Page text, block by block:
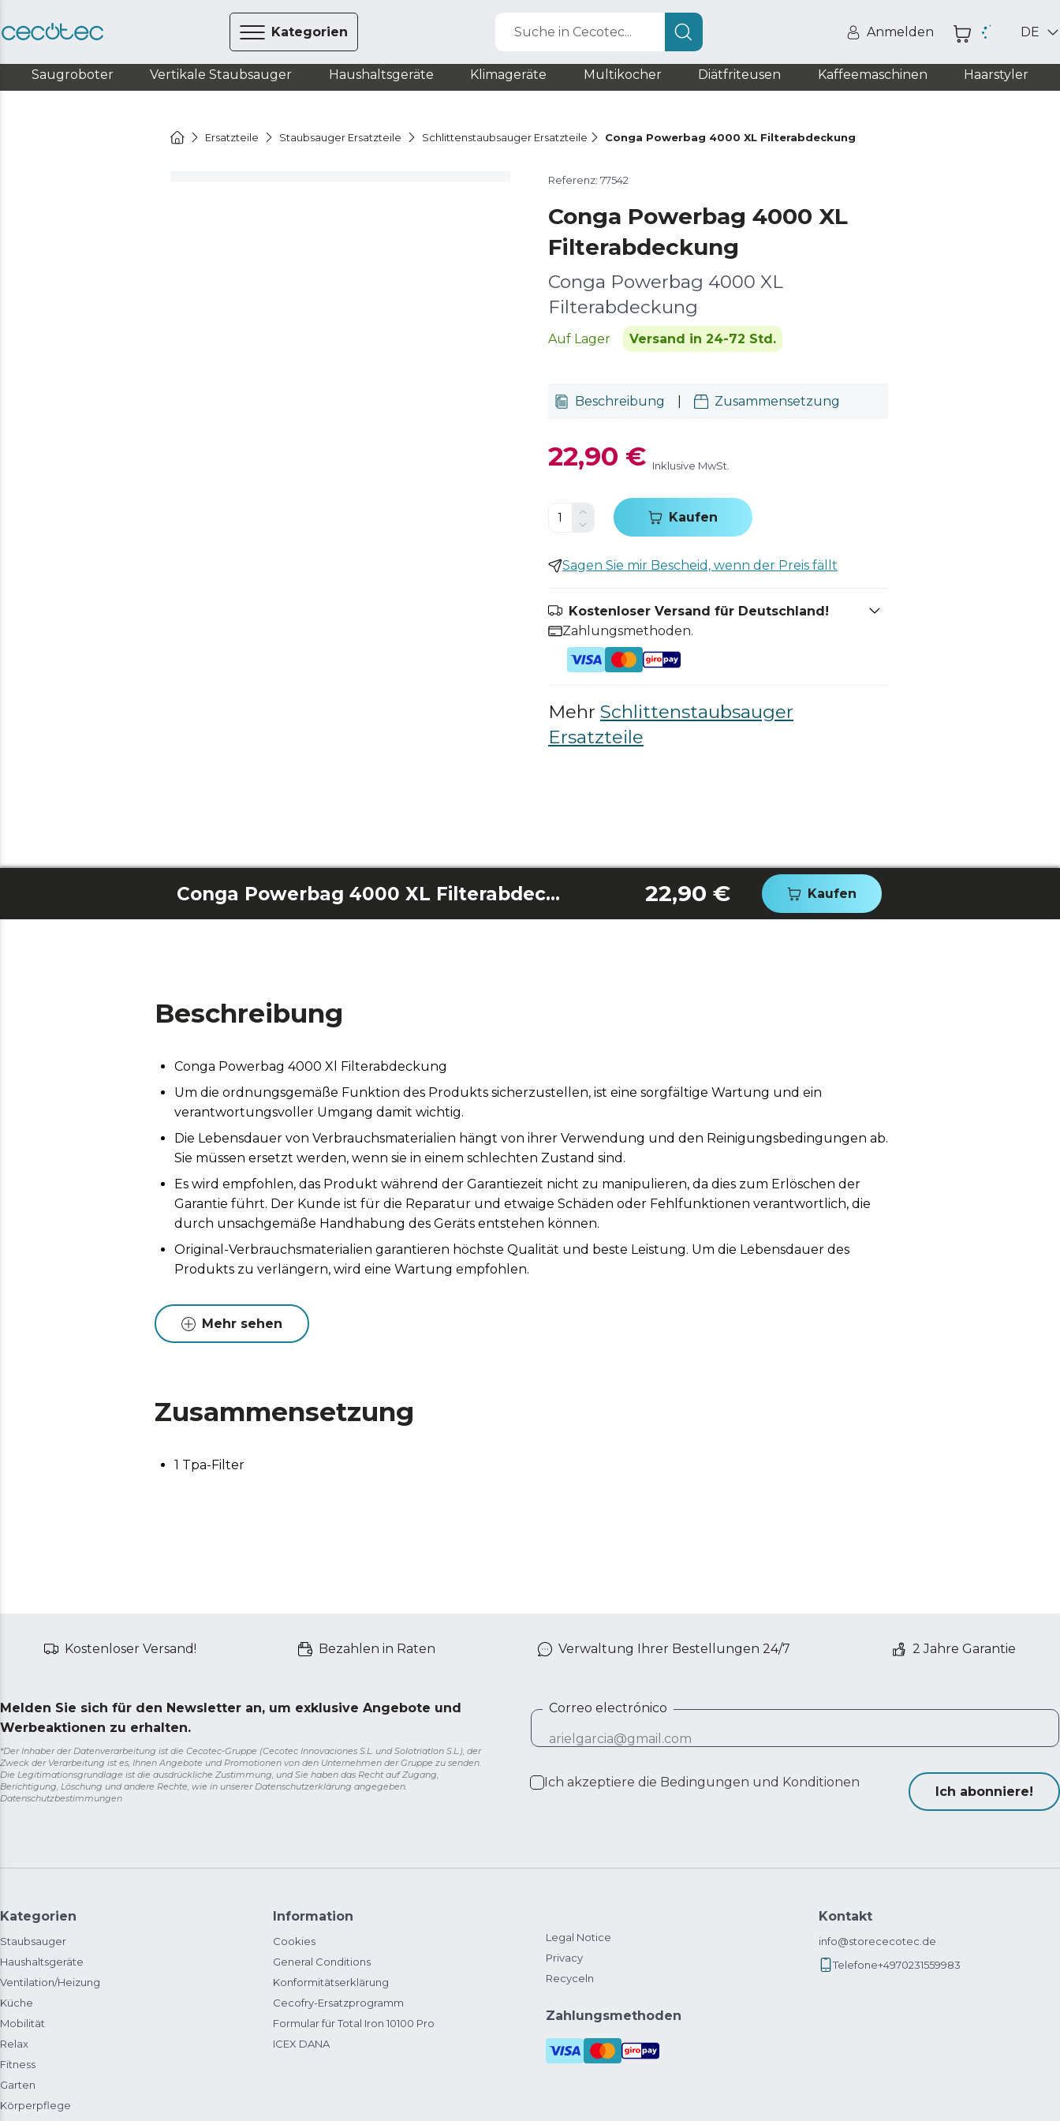
Kategorien Suche in Cecotec... Anmelden DE
Saugroboter Vertikale Staubsauger Haushaltsgeräte Klimageräte Multikocher Diätfriteusen Kaffeemaschinen Haarstyler
Ersatzteile Staubsauger Ersatzteile Schlittenstaubsauger Ersatzteile Conga Powerbag 4000 XL Filterabdeckung
Referenz: 77542
Conga Powerbag 4000 XL
Filterabdeckung
Conga Powerbag 4000 XL
Filterabdeckung
Auf Lager Versand in 24-72 Std.
Beschreibung Zusammensetzung
22,90 € Inklusive MwSt.
Kaufen
Sagen Sie mir Bescheid, wenn der Preis fällt
Kostenloser Versand für Deutschland!
Zahlungsmethoden.
Mehr Schlittenstaubsauger
Ersatzteile
Conga Powerbag 4000 XL Filterabdeckung 22,90 € Kaufen
Beschreibung
Conga Powerbag 4000 Xl Filterabdeckung
Um die ordnungsgemäße Funktion des Produkts sicherzustellen, ist eine sorgfältige Wartung und ein
verantwortungsvoller Umgang damit wichtig.
Die Lebensdauer von Verbrauchsmaterialien hängt von ihrer Verwendung und den Reinigungsbedingungen ab.
Sie müssen ersetzt werden, wenn sie in einem schlechten Zustand sind.
Es wird empfohlen, das Produkt während der Garantiezeit nicht zu manipulieren, da dies zum Erlöschen der
Garantie führt. Der Kunde ist für die Reparatur und etwaige Schäden oder Fehlfunktionen verantwortlich, die
durch unsachgemäße Handhabung des Geräts entstehen können.
Original-Verbrauchsmaterialien garantieren höchste Qualität und beste Leistung. Um die Lebensdauer des
Produkts zu verlängern, wird eine Wartung empfohlen.
Mehr sehen
Zusammensetzung
1 Tpa-Filter
Kostenloser Versand! Bezahlen in Raten Verwaltung Ihrer Bestellungen 24/7 2 Jahre Garantie
Melden Sie sich für den Newsletter an, um exklusive Angebote und
Werbeaktionen zu erhalten.
*Der Inhaber der Datenverarbeitung ist die Cecotec-Gruppe (Cecotec Innovaciones S.L. und Solotriatlon S.L.), der
Zweck der Verarbeitung ist es, Ihnen Angebote und Promotionen von den Unternehmen der Gruppe zu senden.
Die Legitimationsgrundlage ist die ausdrückliche Zustimmung, und Sie haben das Recht auf Zugang,
Berichtigung, Löschung und andere Rechte, wie in unserer Datenschutzerklärung angegeben.
Datenschutzbestimmungen
Correo electrónico
Ich akzeptiere die Bedingungen und Konditionen
Ich abonniere!
Kategorien
Staubsauger
Haushaltsgeräte
Ventilation/Heizung
Küche
Mobilität
Relax
Fitness
Garten
Körperpflege
Information
Cookies
General Conditions
Konformitätserklärung
Cecofry-Ersatzprogramm
Formular für Total Iron 10100 Pro
ICEX DANA
Legal Notice
Privacy
Recyceln
Zahlungsmethoden
Kontakt
info@storececotec.de
Telefone+4970231559983